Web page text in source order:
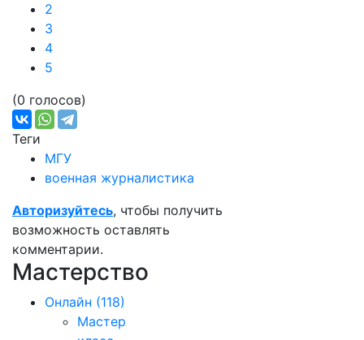
2
3
4
5
(0 голосов)
Теги
МГУ
военная журналистика
Авторизуйтесь, чтобы получить
возможность оставлять
комментарии.
Мастерство
Онлайн (118)
Мастер